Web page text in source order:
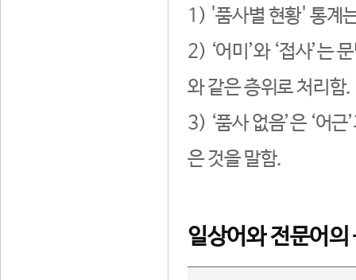
1) '품사별 현황' 통계
2) ‘어미’와 ‘접사’는
와 같은 층위로 처리함.
3) ‘품사 없음’은 ‘어
은 것을 말함.
일상어와 전문어의